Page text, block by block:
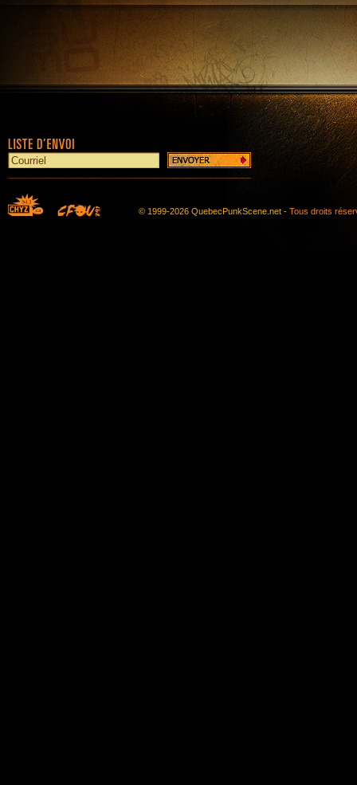
© 1999-2026 QuebecPunkScene.net - Tous droits